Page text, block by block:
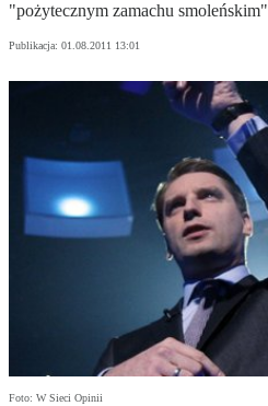
"pożytecznym zamachu smoleńskim"
Publikacja: 01.08.2011 13:01
Foto: W Sieci Opinii